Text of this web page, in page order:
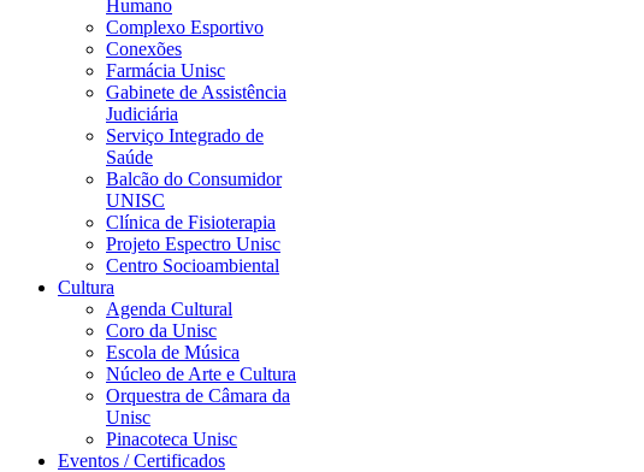
Humano
Complexo Esportivo
Conexões
Farmácia Unisc
Gabinete de Assistência
Judiciária
Serviço Integrado de
Saúde
Balcão do Consumidor
UNISC
Clínica de Fisioterapia
Projeto Espectro Unisc
Centro Socioambiental
Cultura
Agenda Cultural
Coro da Unisc
Escola de Música
Núcleo de Arte e Cultura
Orquestra de Câmara da
Unisc
Pinacoteca Unisc
Eventos / Certificados